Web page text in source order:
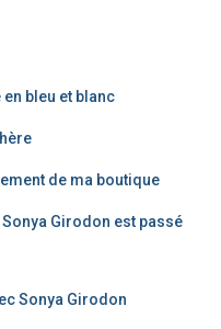
bleu et blanc
de ma boutique
Sonya Girodon est passé
Sonya Girodon